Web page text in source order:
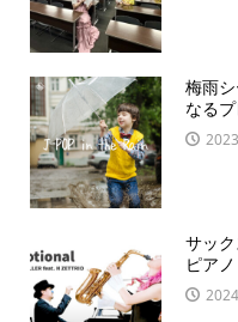
梅雨
なる
サッ
ピア